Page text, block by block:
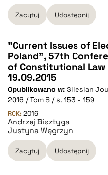
pobierz cytat
Zacytuj Udostępnij
CZYSTY TEKST
pobierz cytat
BIBTEX
pobierz cytat
"Current Issues of
Poland", 57th
of Constitutional Law
19.09.2015
Opublikowano w: Silesian
2016 / Tom 8 / s. 153 - 159
ROK: 2016
Andrzej Bisztyga
Justyna Węgrzyn
Zacytuj Udostępnij